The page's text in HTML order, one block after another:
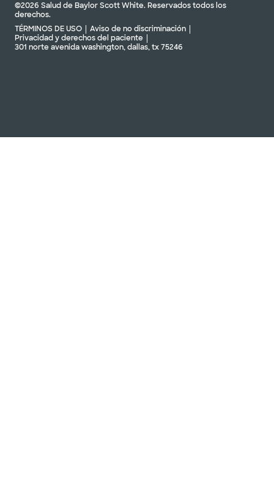
©2026 Salud de Baylor Scott White. Reservados todos los
derechos.
TÉRMINOS DE USO
Aviso de no discriminación
Privacidad y derechos del paciente
301 norte avenida washington, dallas, tx 75246